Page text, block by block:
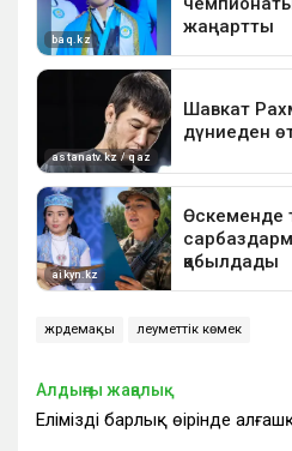
жәрдемақы әлеуметтік көмек
Алдыңғы жаңалық
Еліміздің барлық өңірінде